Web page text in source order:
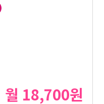
월 18,700원